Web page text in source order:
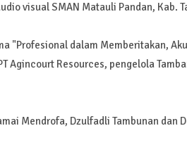
visual SMAN Matauli Pandan, Kab.
"Profesional dalam Memberitakan,
Agincourt Resources, pengelola
Mendrofa, Dzulfadli Tambunan dan